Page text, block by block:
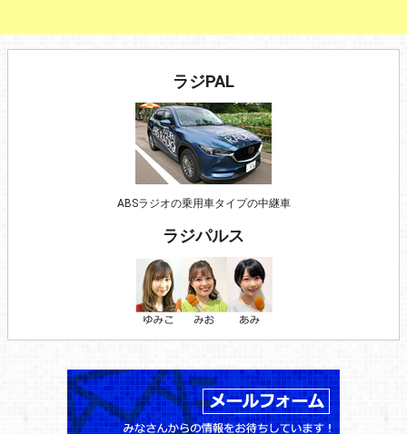
ラジPAL
ABSラジオの乗用車タイプの中継車
ラジパルス